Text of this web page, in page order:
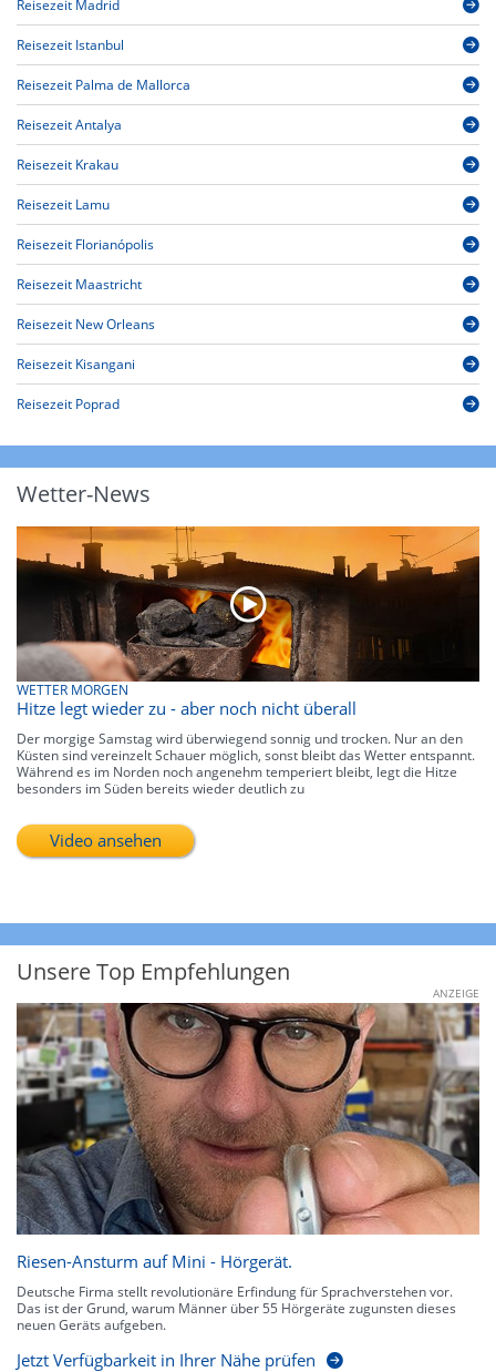
Reisezeit Madrid
Reisezeit Istanbul
Reisezeit Palma de Mallorca
Reisezeit Antalya
Reisezeit Krakau
Reisezeit Lamu
Reisezeit Florianópolis
Reisezeit Maastricht
Reisezeit New Orleans
Reisezeit Kisangani
Reisezeit Poprad
Wetter-News
WETTER MORGEN
Hitze legt wieder zu - aber noch nicht überall
Der morgige Samstag wird überwiegend sonnig und trocken. Nur an den
Küsten sind vereinzelt Schauer möglich, sonst bleibt das Wetter entspannt.
Während es im Norden noch angenehm temperiert bleibt, legt die Hitze
besonders im Süden bereits wieder deutlich zu
Video ansehen
Unsere Top Empfehlungen
ANZEIGE
Riesen-Ansturm auf Mini - Hörgerät.
Deutsche Firma stellt revolutionäre Erfindung für Sprachverstehen vor.
Das ist der Grund, warum Männer über 55 Hörgeräte zugunsten dieses
neuen Geräts aufgeben.
Jetzt Verfügbarkeit in Ihrer Nähe prüfen